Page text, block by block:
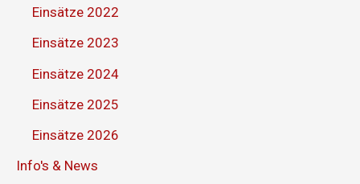
Einsätze 2022
Einsätze 2023
Einsätze 2024
Einsätze 2025
Einsätze 2026
Info's & News